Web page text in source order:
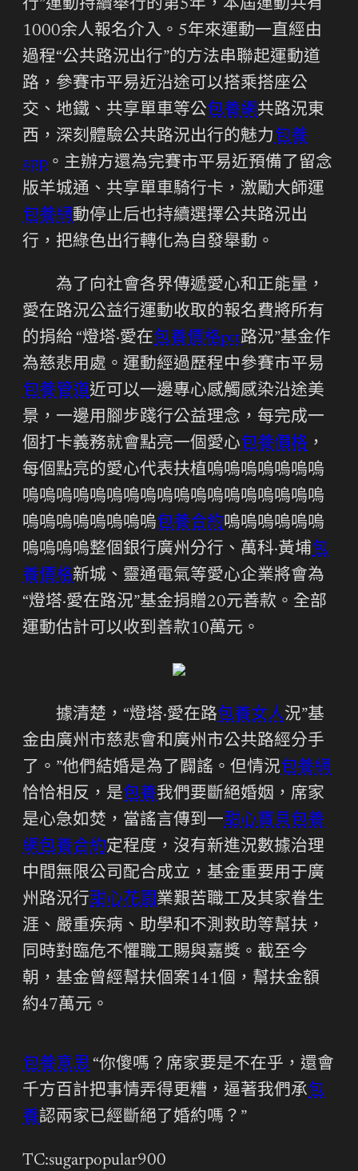
行”運動持續舉行的第5年，本屆運動共有
1000余人報名介入。5年來運動一直經由
過程“公共路況出行”的方法串聯起運動道
路，參賽市平易近沿途可以搭乘搭座公
交、地鐵、共享單車等公包養網共路況東
西，深刻體驗公共路況出行的魅力包養
app 。主辦方還為完賽市平易近預備了留念
版羊城通、共享單車騎行卡，激勵大師運
包養網動停止后也持續選擇公共路況出
行，把綠色出行轉化為自發舉動。
為了向社會各界傳遞愛心和正能量，
愛在路況公益行運動收取的報名費將所有
的捐給 “燈塔·愛在包養價格ptt路況”基金作
為慈悲用處。運動經過歷程中參賽市平易
包養管道近可以一邊專心感觸感染沿途美
景，一邊用腳步踐行公益理念，每完成一
個打卡義務就會點亮一個愛心包養價格 ，
每個點亮的愛心代表扶植嗚嗚嗚嗚嗚嗚嗚
嗚嗚嗚嗚嗚嗚嗚嗚嗚嗚嗚嗚嗚嗚嗚嗚嗚嗚
嗚嗚嗚嗚嗚嗚嗚嗚包養合約嗚嗚嗚嗚嗚嗚
嗚嗚嗚嗚整個銀行廣州分行、萬科·黃埔包
養價格新城、靈通電氣等愛心企業將會為
“燈塔·愛在路況”基金捐贈20元善款。全部
運動估計可以收到善款10萬元。
據清楚，“燈塔·愛在路包養女人況”基
金由廣州市慈悲會和廣州市公共路經分手
了。”他們結婚是為了闢謠。但情況包養網
恰恰相反，是包養我們要斷絕婚姻，席家
是心急如焚，當謠言傳到一甜心寶貝包養
網包養合約定程度，沒有新進況數據治理
中間無限公司配合成立，基金重要用于廣
州路況行甜心花園業艱苦職工及其家眷生
涯、嚴重疾病、助學和不測救助等幫扶，
同時對臨危不懼職工賜與嘉獎。截至今
朝，基金曾經幫扶個案141個，幫扶金額
約47萬元。
包養意思 “你傻嗎？席家要是不在乎，還會
千方百計把事情弄得更糟，逼著我們承包
養認兩家已經斷絕了婚約嗎？”
TC:sugarpopular900